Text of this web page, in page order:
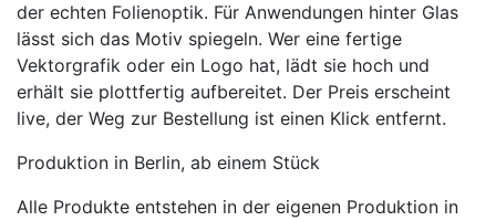
der echten Folienoptik. Für Anwendungen hinter Glas
lässt sich das Motiv spiegeln. Wer eine fertige
Vektorgrafik oder ein Logo hat, lädt sie hoch und
erhält sie plottfertig aufbereitet. Der Preis erscheint
live, der Weg zur Bestellung ist einen Klick entfernt.
Produktion in Berlin, ab einem Stück
Alle Produkte entstehen in der eigenen Produktion in